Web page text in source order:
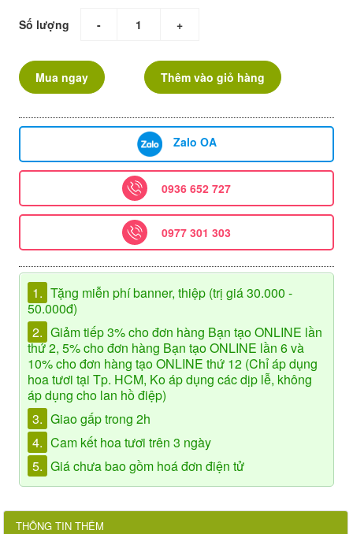
Số lượng - +
Mua ngay Thêm vào giỏ hàng
Zalo OA
0936 652 727
0977 301 303
1. Tặng miễn phí banner, thiệp (trị giá 30.000 -
50.000đ)
2. Giảm tiếp 3% cho đơn hàng Bạn tạo ONLINE lần
thứ 2, 5% cho đơn hàng Bạn tạo ONLINE lần 6 và
10% cho đơn hàng tạo ONLINE thứ 12 (Chỉ áp dụng
hoa tươi tại Tp. HCM, Ko áp dụng các dịp lễ, không
áp dụng cho lan hồ điệp)
3. Giao gấp trong 2h
4. Cam kết hoa tươi trên 3 ngày
5. Giá chưa bao gồm hoá đơn điện tử
THÔNG TIN THÊM